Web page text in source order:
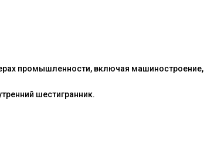
промышленности, включая машиностроение,
шестигранник.